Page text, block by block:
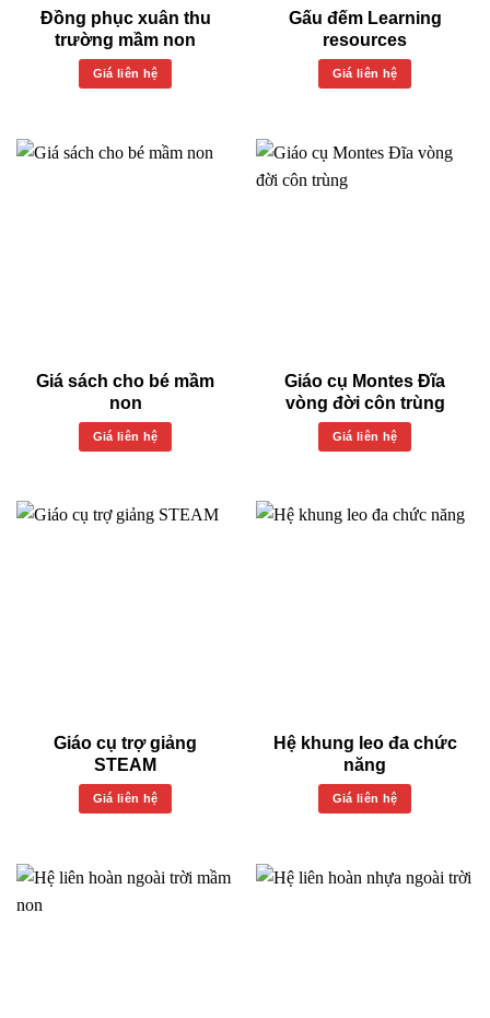
Đồng phục xuân thu
trường mầm non
Giá liên hệ
Gấu đếm Learning
resources
Giá liên hệ
Giá sách cho bé mầm
non
Giá liên hệ
Giáo cụ Montes Đĩa
vòng đời côn trùng
Giá liên hệ
Giáo cụ trợ giảng
STEAM
Giá liên hệ
Hệ khung leo đa chức
năng
Giá liên hệ